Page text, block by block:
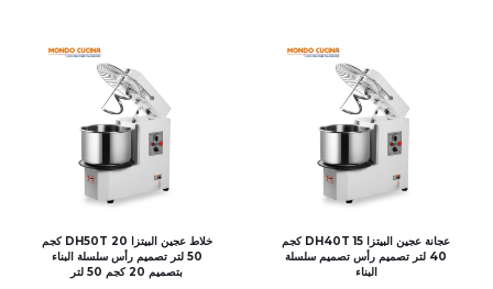
عجانة عجين البيتزا DH40T 15 كجم
40 لتر تصميم رأس تصميم سلسلة
البناء
خلاط عجين البيتزا DH50T 20 كجم
50 لتر تصميم رأس سلسلة البناء
بتصميم 20 كجم 50 لتر